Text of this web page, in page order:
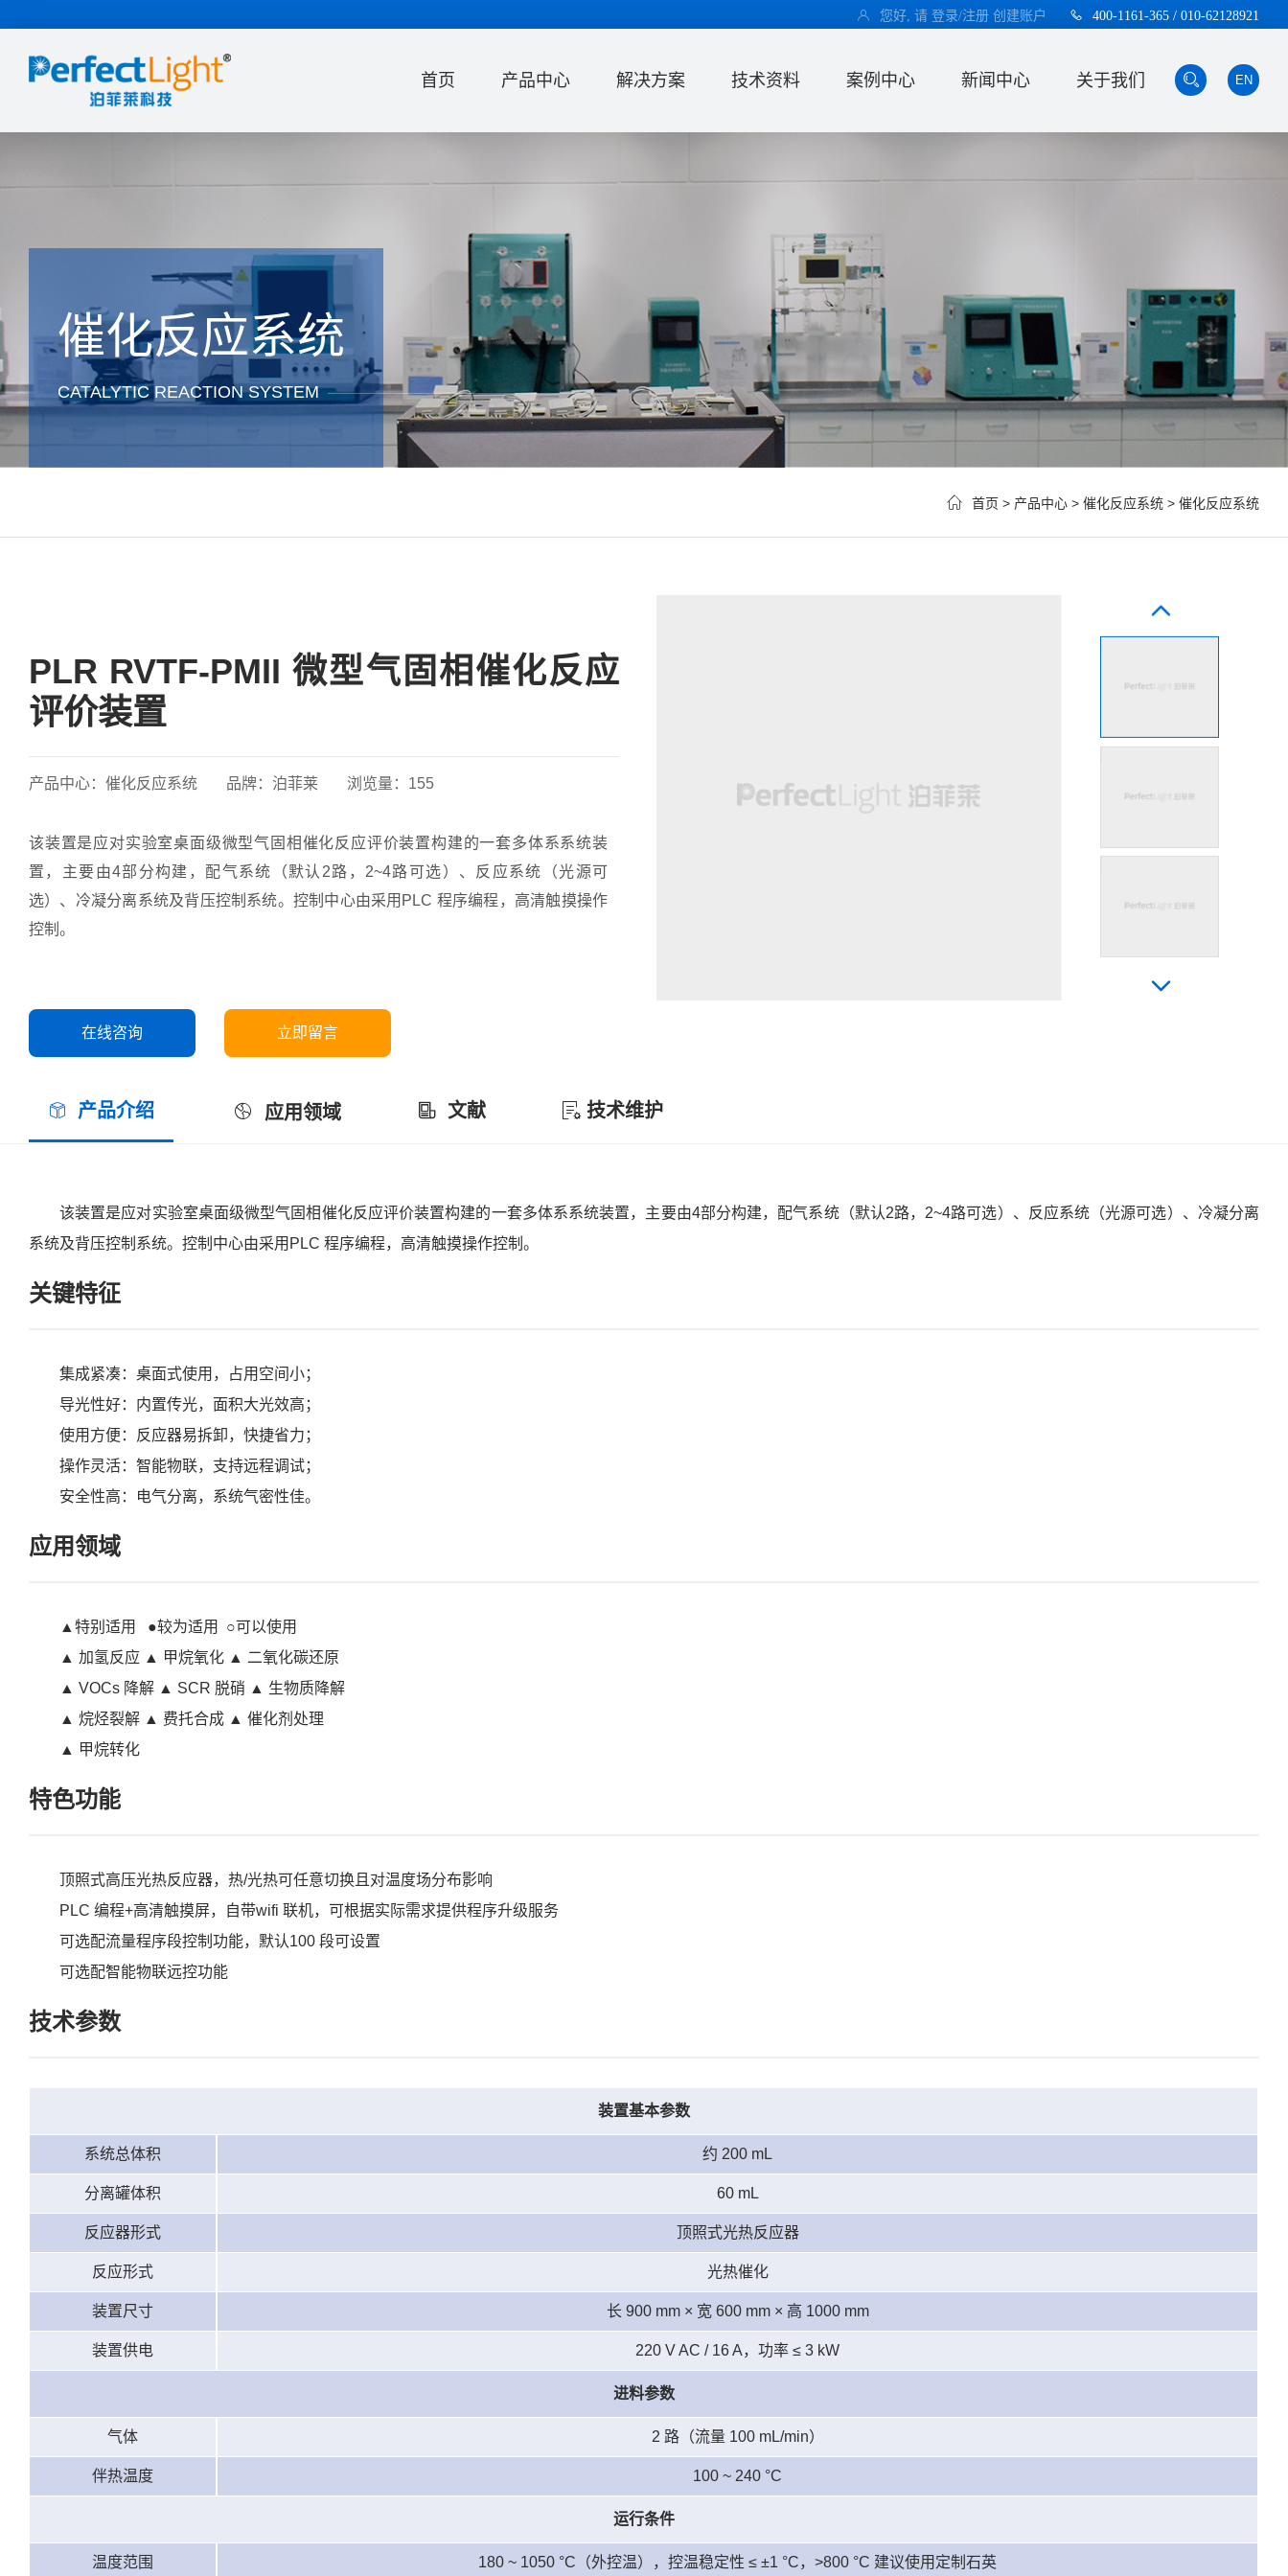
您好, 请 登录/注册 创建账户 400-1161-365 / 010-62128921
首页 产品中心 解决方案 技术资料 案例中心 新闻中心 关于我们 EN
催化反应系统
CATALYTIC REACTION SYSTEM
首页 > 产品中心 > 催化反应系统 > 催化反应系统
PLR RVTF-PMII 微型气固相催化反应
评价装置
产品中心： 催化反应系统 品牌： 泊菲莱 浏览量： 155
该装置是应对实验室桌面级微型气固相催化反应评价装置构建的一套多体系系统装
置，主要由4部分构建，配气系统（默认2路，2~4路可选）、反应系统（光源可
选）、冷凝分离系统及背压控制系统。控制中心由采用PLC 程序编程，高清触摸操作
控制。
在线咨询 立即留言
产品介绍 应用领域 文献 技术维护
该装置是应对实验室桌面级微型气固相催化反应评价装置构建的一套多体系系统装置，主要由4部分构建，配气系统（默认2路，2~4路可选）、反应系统（光源可选）、冷凝分离
系统及背压控制系统。控制中心由采用PLC 程序编程，高清触摸操作控制。
关键特征
集成紧凑：桌面式使用，占用空间小；
导光性好：内置传光，面积大光效高；
使用方便：反应器易拆卸，快捷省力；
操作灵活：智能物联，支持远程调试；
安全性高：电气分离，系统气密性佳。
应用领域
▲特别适用 ●较为适用 ○可以使用
▲ 加氢反应 ▲ 甲烷氧化 ▲ 二氧化碳还原
▲ VOCs 降解 ▲ SCR 脱硝 ▲ 生物质降解
▲ 烷烃裂解 ▲ 费托合成 ▲ 催化剂处理
▲ 甲烷转化
特色功能
顶照式高压光热反应器，热/光热可任意切换且对温度场分布影响
PLC 编程+高清触摸屏，自带wifi 联机，可根据实际需求提供程序升级服务
可选配流量程序段控制功能，默认100 段可设置
可选配智能物联远控功能
技术参数
装置基本参数
系统总体积 约 200 mL
分离罐体积 60 mL
反应器形式 顶照式光热反应器
反应形式 光热催化
装置尺寸 长 900 mm × 宽 600 mm × 高 1000 mm
装置供电 220 V AC / 16 A，功率 ≤ 3 kW
进料参数
气体 2 路（流量 100 mL/min）
伴热温度 100 ~ 240 °C
运行条件
温度范围 180 ~ 1050 °C（外控温），控温稳定性 ≤ ±1 °C，>800 °C 建议使用定制石英